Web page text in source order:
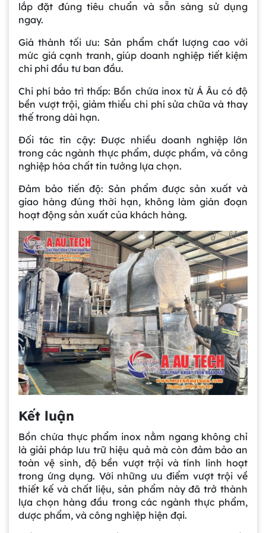
lắp đặt đúng tiêu chuẩn và sẵn sàng sử dụng
ngay.
Giá thành tối ưu: Sản phẩm chất lượng cao với
mức giá cạnh tranh, giúp doanh nghiệp tiết kiệm
chi phí đầu tư ban đầu.
Chi phí bảo trì thấp: Bồn chứa inox từ Á Âu có độ
bền vượt trội, giảm thiểu chi phí sửa chữa và thay
thế trong dài hạn.
Đối tác tin cậy: Được nhiều doanh nghiệp lớn
trong các ngành thực phẩm, dược phẩm, và công
nghiệp hóa chất tin tưởng lựa chọn.
Đảm bảo tiến độ: Sản phẩm được sản xuất và
giao hàng đúng thời hạn, không làm gián đoạn
hoạt động sản xuất của khách hàng.
Kết luận
Bồn chứa thực phẩm inox nằm ngang không chỉ
là giải pháp lưu trữ hiệu quả mà còn đảm bảo an
toàn vệ sinh, độ bền vượt trội và tính linh hoạt
trong ứng dụng. Với những ưu điểm vượt trội về
thiết kế và chất liệu, sản phẩm này đã trở thành
lựa chọn hàng đầu trong các ngành thực phẩm,
dược phẩm, và công nghiệp hiện đại.
Gia công bồn khuấy, silo chứa nguyên liệu
tại công ty Á Âu